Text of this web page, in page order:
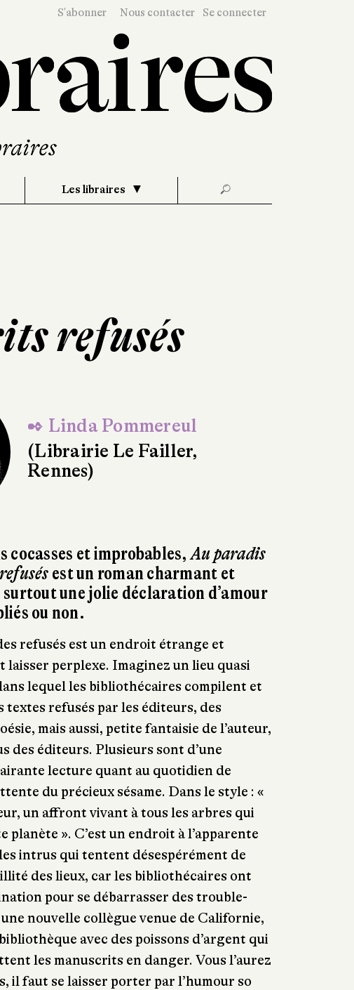
S'abonner Nous contacter Se connecter
Les libraires 🔎
refusés
✒ Linda Pommereul
(Librairie Le Failler,
Rennes)
cocasses et improbables,Au paradis
est un roman charmant et
une jolie déclaration d’amour
ou non.
refusés est un endroit étrange et
laisser perplexe. Imaginez un lieu quasi
lequel les bibliothécaires compilent et
textes refusés par les éditeurs, des
mais aussi, petite fantaisie de l’auteur,
des éditeurs. Plusieurs sont d’une
lecture quant au quotidien de
du précieux sésame. Dans le style : «
un affront vivant à tous les arbres qui
planète ». C’est un endroit à l’apparente
intrus qui tentent désespérément de
des lieux, car les bibliothécaires ont
pour se débarrasser des trouble-
nouvelle collègue venue de Californie,
avec des poissons d’argent qui
les manuscrits en danger. Vous l’aurez
il faut se laisser porter par l’humour so